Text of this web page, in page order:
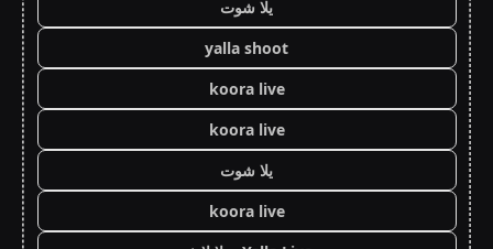
يلا شوت
yalla shoot
koora live
koora live
يلا شوت
koora live